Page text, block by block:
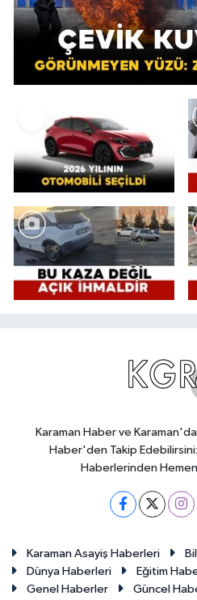
Karaman Haber ve
Haber'den Takip
Haberlerinden
Karaman Asayiş Haberleri
Dünya Haberleri
Eğitim
Genel Haberler
Güncel